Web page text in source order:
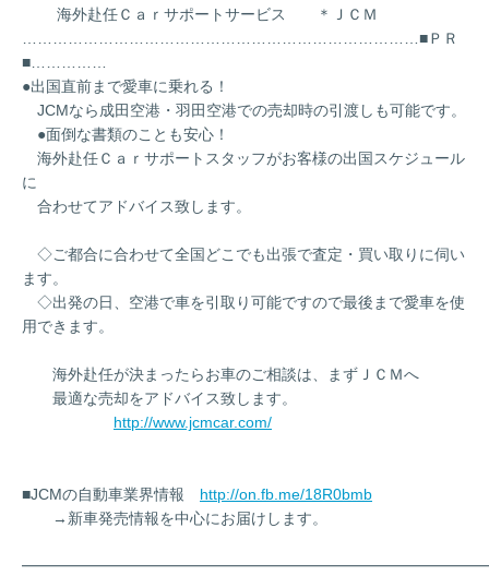
海外赴任Ｃａｒサポートサービス ＊ＪＣＭ
……………………………………………………………………■ＰＲ
■……………
●出国直前まで愛車に乗れる！
JCMなら成田空港・羽田空港での売却時の引渡しも可能です。
●面倒な書類のことも安心！
海外赴任Ｃａｒサポートスタッフがお客様の出国スケジュール
に
合わせてアドバイス致します。
◇ご都合に合わせて全国どこでも出張で査定・買い取りに伺い
ます。
◇出発の日、空港で車を引取り可能ですので最後まで愛車を使
用できます。
海外赴任が決まったらお車のご相談は、まずＪＣＭへ
最適な売却をアドバイス致します。
http://www.jcmcar.com/
■JCMの自動車業界情報 http://on.fb.me/18R0bmb
→新車発売情報を中心にお届けします。